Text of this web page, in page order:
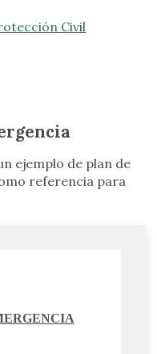
Civil
ejemplo de plan de
referencia para